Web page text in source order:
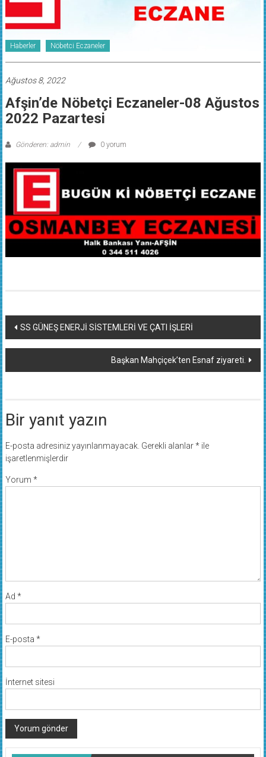
Haberler Nöbetci Eczaneler
Ağustos 8, 2022
Afşin’de Nöbetçi Eczaneler-08 Ağustos
2022 Pazartesi
Gönderen: admin 0 yorum
Yazı
dolaşımı
SS GÜNEŞ ENERJİ SİSTEMLERİ VE ÇATI İŞLERİ
Başkan Mahçiçek’ten Esnaf ziyareti.
Bir yanıt yazın
E-posta adresiniz yayınlanmayacak. Gerekli alanlar*ile
işaretlenmişlerdir
Yorum *
Ad *
E-posta *
İnternet sitesi